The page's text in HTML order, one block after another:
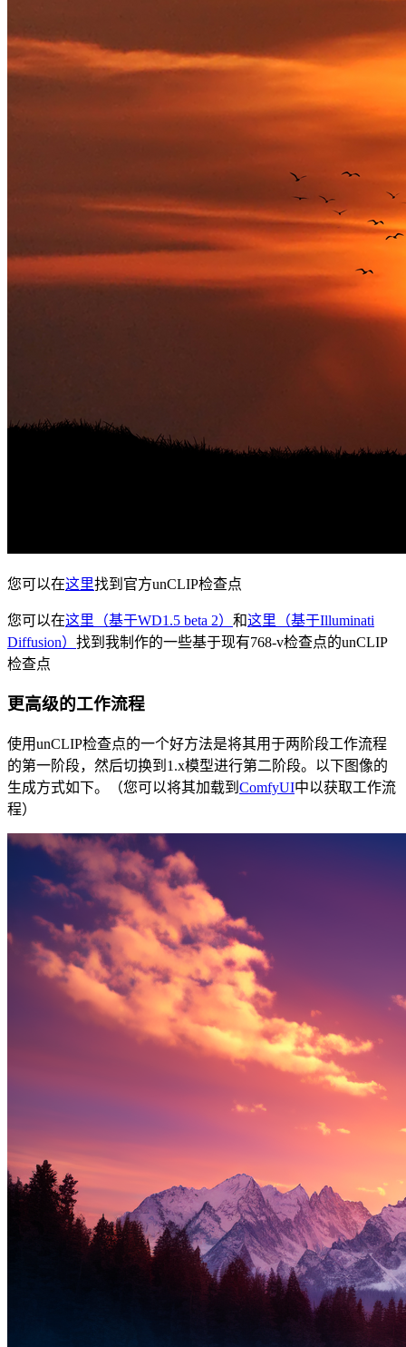
您可以在这里找到官方unCLIP检查点
您可以在这里（基于WD1.5 beta 2） 和这里（基于Illuminati
Diffusion） 找到我制作的一些基于现有768-v检查点的unCLIP
检查点
更高级的工作流程
使用unCLIP检查点的一个好方法是将其用于两阶段工作流程
的第一阶段，然后切换到1.x模型进行第二阶段。以下图像的
生成方式如下。（您可以将其加载到 ComfyUI中以获取工作流
程）